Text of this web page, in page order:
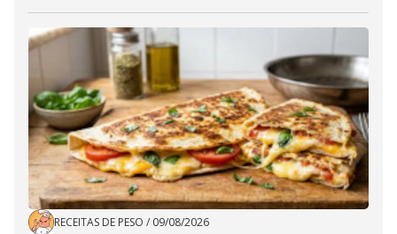
RECEITAS DE PESO / 09/08/2026